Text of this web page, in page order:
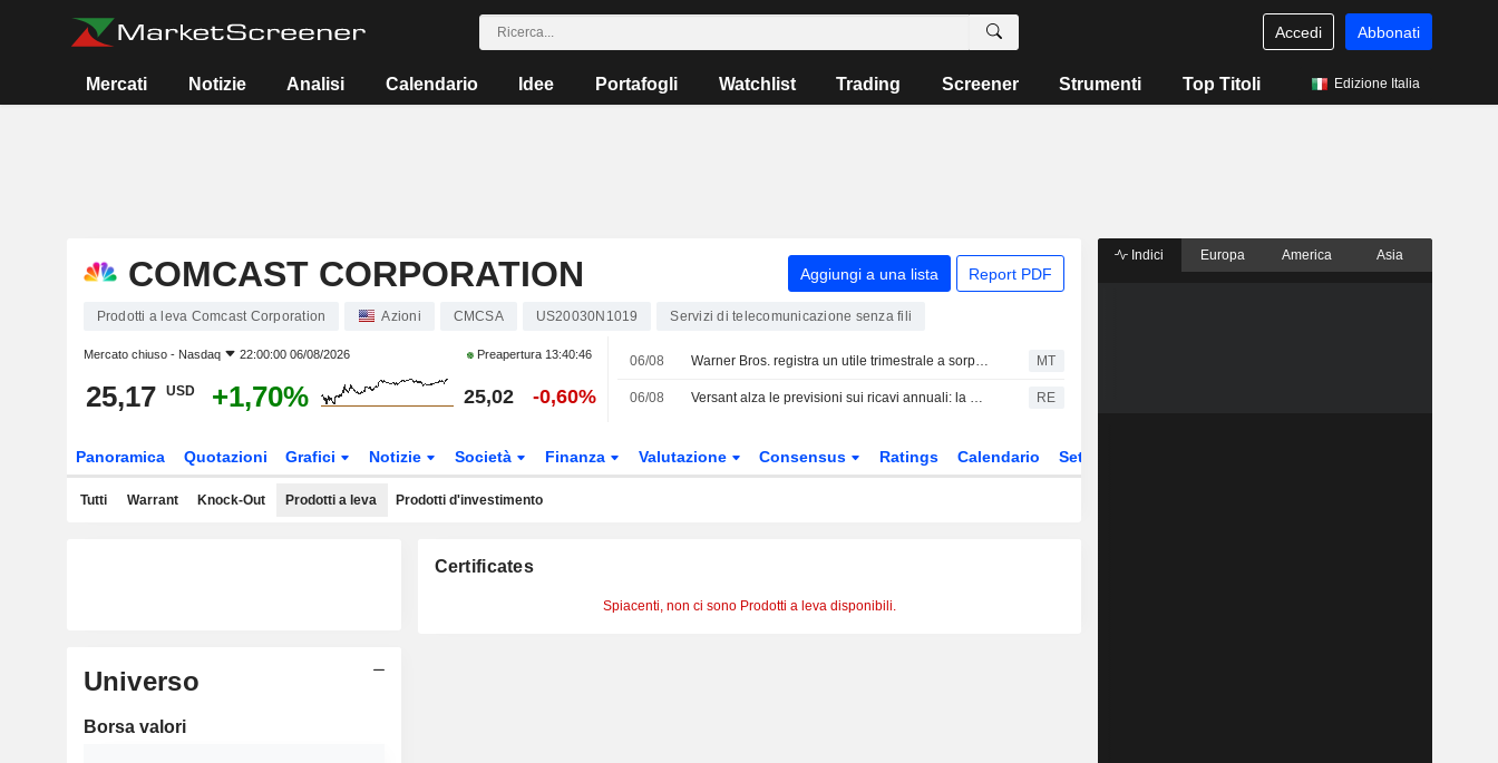
Accedi Abbonati
Mercati Notizie Analisi Calendario Idee Portafogli Watchlist Trading Screener Strumenti Top Titoli Edizione Italia
COMCAST CORPORATION Aggiungi a una lista Report PDF
Prodotti a leva Comcast Corporation Azioni CMCSA US20030N1019 Servizi di telecomunicazione senza fili
Mercato chiuso - Nasdaq 22:00:00 06/08/2026 Preapertura 13:40:46
25,17 USD +1,70% 25,02 -0,60%
06/08 Warner Bros. registra un utile trimestrale a sorpresa grazie alla crescita dello streaming; via libera del Regno Unito per l'accordo con Paramount MT
06/08 Versant alza le previsioni sui ricavi annuali: la crescita del digitale compensa la debolezza della pay-TV RE
Panoramica Quotazioni Grafici Notizie Società Finanza Valutazione Consensus Ratings Calendario Settore
Tutti Warrant Knock-Out Prodotti a leva Prodotti d'investimento
Universo
Borsa valori
Certificates
Spiacenti, non ci sono Prodotti a leva disponibili.
Indici Europa America Asia